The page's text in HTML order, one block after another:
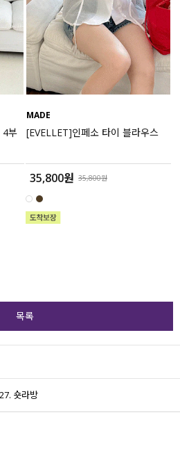
4부
MADE
[EVELLET]인페소 타이 블라우스
35,800원 35,800원
목록
숏라방